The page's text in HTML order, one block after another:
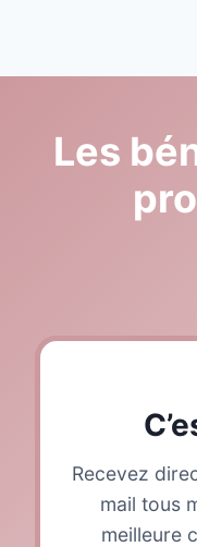
Les
Recevez
mail tous
meilleure